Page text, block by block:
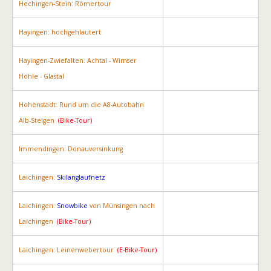
Hechingen-Stein: Römertour
Hayingen: hochgehlautert
Hayingen-Zwiefalten: Achtal - Wimser
Höhle - Glastal
Hohenstadt: Rund um die A8-Autobahn
Alb-Steigen (Bike-Tour)
Immendingen: Donauversinkung
Laichingen: Skilanglaufnetz
Laichingen: Snowbike von Münsingen nach
Laichingen (Bike-Tour)
Laichingen: Leinenwebertour (E-Bike-Tour)